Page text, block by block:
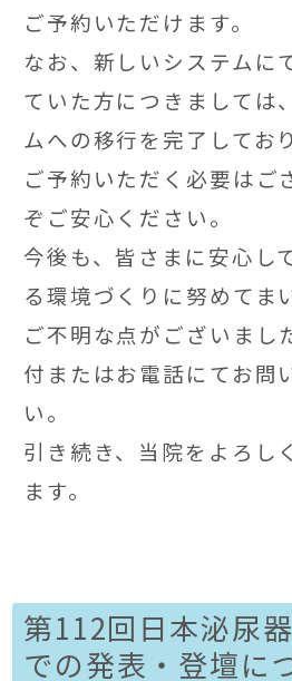
ご予約いただけます。
なお、新しいシステムに
ていた方につきましては
ムへの移行を完了してお
ご予約いただく必要はご
ぞご安心ください。
今後も、皆さまに安心し
る環境づくりに努めてま
ご不明な点がございまし
付またはお電話にてお問
い。
引き続き、当院をよろし
ます。
第112回日本泌尿
での発表・登壇に